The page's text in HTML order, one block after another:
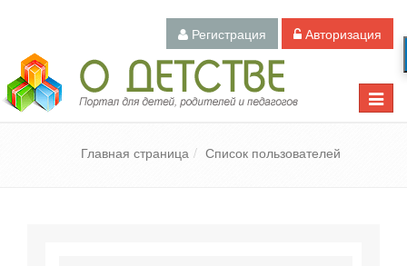
Регистрация Авторизация
Toggle
Педагогический портал «О детстве»
Главная страница Список пользователей